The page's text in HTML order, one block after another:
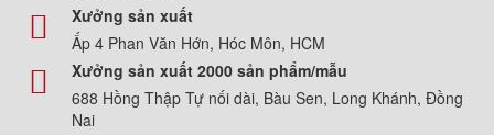
Xưởng sản xuất
Ấp 4 Phan Văn Hớn, Hóc Môn, HCM
Xưởng sản xuất 2000 sản phẩm/mẫu
688 Hồng Thập Tự nối dài, Bàu Sen, Long Khánh, Đồng
Nai